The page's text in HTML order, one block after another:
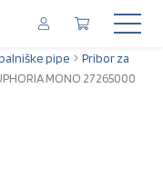
pipe
Pribor za
MONO 27265000